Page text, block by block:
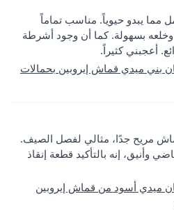
مما يبدو حيوياً. مناسب تماماً
بسهولة. كما أن وجود أشرطة
أعجبني كثيراً.
بني ميدي قماش إيروبين بحمالات
مريح جدًا، مثالي لفصل الصيف.
وأنيق، إنه بالتأكيد قطعة إنقاذ
ميدي أسود من قماش إيروبين